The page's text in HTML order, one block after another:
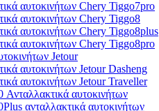
αυτοκινήτων Chery Tiggo7pro
αυτοκινήτων Chery Tiggo8
αυτοκινήτων Chery Tiggo8plus
αυτοκινήτων Chery Tiggo8pro
Jetour
αυτοκινήτων Jetour Dasheng
αυτοκινήτων Jetour Traveller
Ανταλλακτικά αυτοκινήτων
ανταλλακτικά αυτοκινήτων